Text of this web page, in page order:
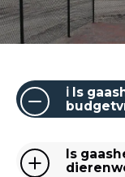
ℹ Is
Is